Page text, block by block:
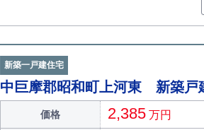
新築一戸建住宅
中巨摩郡昭和町上河東 新築戸
価格 2,385 万円